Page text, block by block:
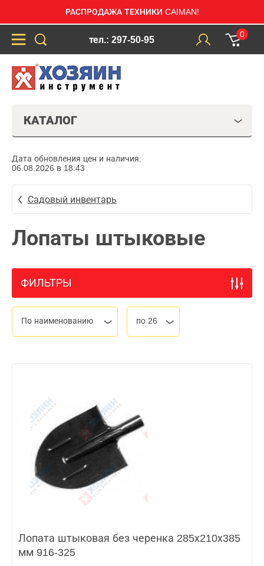
РАСПРОДАЖА ТЕХНИКИ CAIMAN!
тел.: 297-50-95
0
КАТАЛОГ
Дата обновления цен и наличия:
06.08.2026 в 18:43
Садовый инвентарь
Лопаты штыковые
ФИЛЬТРЫ
По наименованию по 26
Лопата штыковая без черенка 285х210х385
мм 916-325